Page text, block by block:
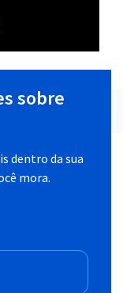
sobre
dentro da sua
mora.